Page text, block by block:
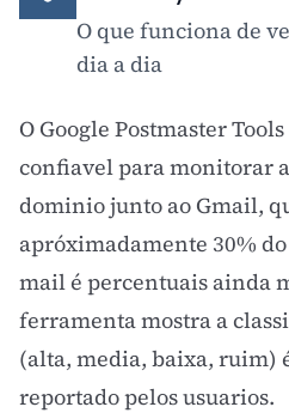
O que funciona de
dia a dia
O Google Postmaster Tools
confiavel para monitorar
dominio junto ao Gmail,
apróximadamente 30%
mail é percentuais ainda
ferramenta mostra a
(alta, media, baixa, ruim)
reportado pelos usuarios.